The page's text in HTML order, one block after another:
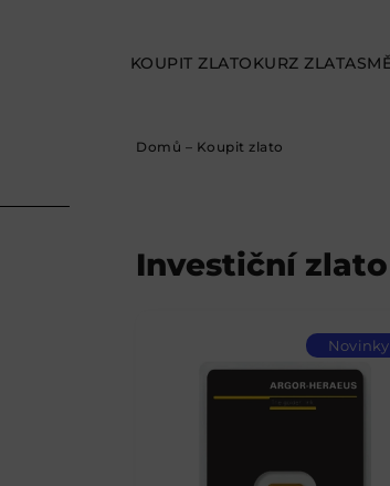
KOUPIT ZLATOKURZ ZLATA
Domů – Koupit zlato
Investiční
Novinky